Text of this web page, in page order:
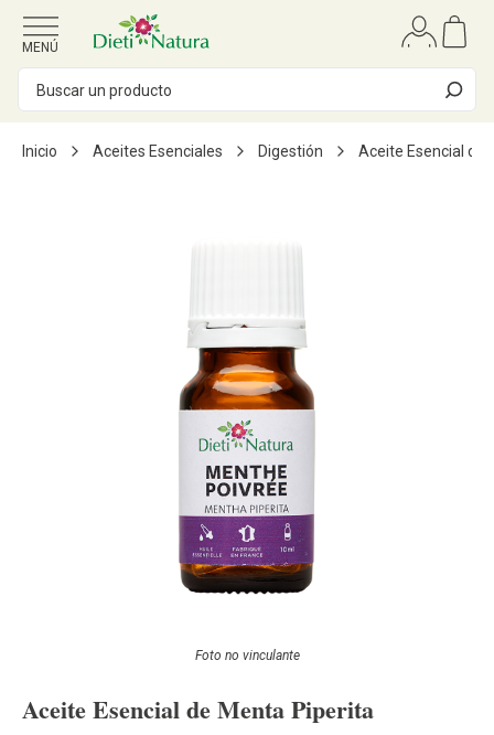
Ir al contenido
MENÚ
Inicio Aceites Esenciales Digestión Aceite Esencial de
Foto no vinculante
Aceite Esencial de Menta Piperita